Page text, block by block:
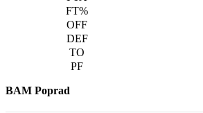
BAM Poprad